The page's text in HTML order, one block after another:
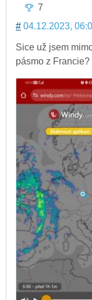
7
# 04.12.2023,
Sice už jsem
pásmo z Francie?